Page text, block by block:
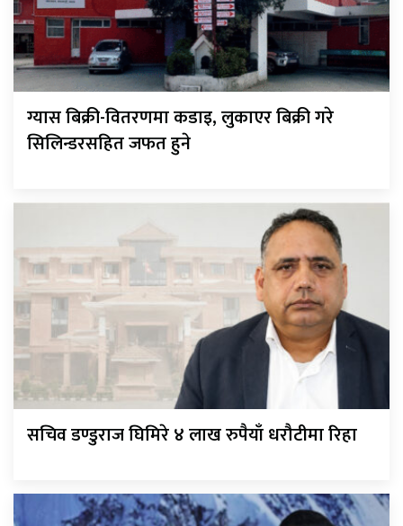
ग्यास बिक्री-वितरणमा कडाइ, लुकाएर बिक्री गरे
सिलिन्डरसहित जफत हुने
सचिव डण्डुराज घिमिरे ४ लाख रुपैयाँ धरौटीमा रिहा